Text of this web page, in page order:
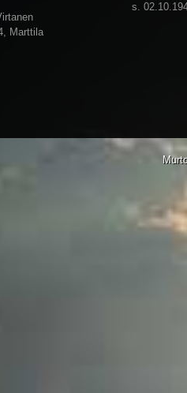
Marttila
s.